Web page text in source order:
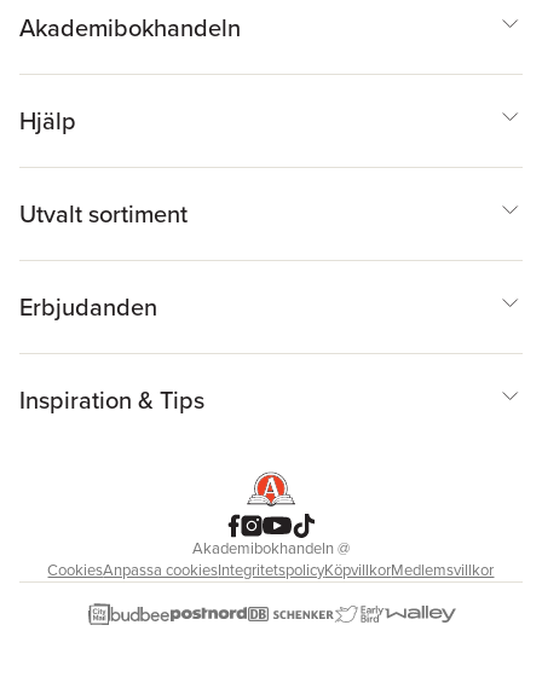
Akademibokhandeln
Hjälp
Utvalt sortiment
Erbjudanden
Inspiration & Tips
Akademibokhandeln@
CookiesAnpassa cookiesIntegritetspolicyKöpvillkorMedlemsvillkor